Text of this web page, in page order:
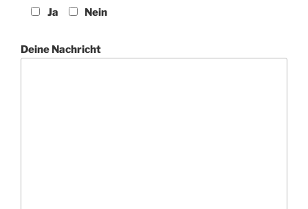
Ja Nein
Deine Nachricht